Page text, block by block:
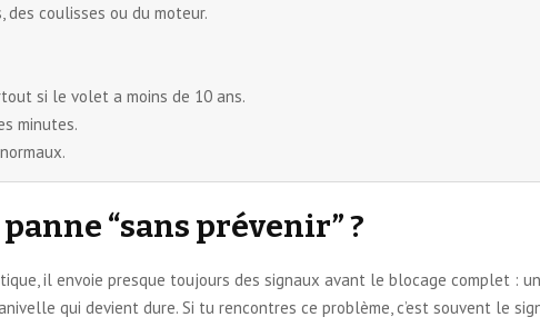
coulisses ou du moteur.
si le volet a moins de 10 ans.
minutes.
“sans prévenir” ?
il envoie presque toujours des signaux avant le blocage complet :
qui devient dure. Si tu rencontres ce problème, c’est souvent le